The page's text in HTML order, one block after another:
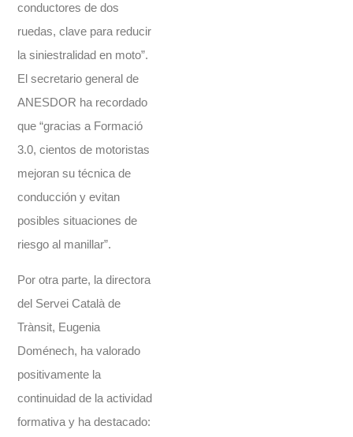
conductores de dos
ruedas, clave para reducir
la siniestralidad en moto”.
El secretario general de
ANESDOR ha recordado
que “gracias a Formació
3.0, cientos de motoristas
mejoran su técnica de
conducción y evitan
posibles situaciones de
riesgo al manillar”.
Por otra parte, la directora
del Servei Català de
Trànsit, Eugenia
Doménech, ha valorado
positivamente la
continuidad de la actividad
formativa y ha destacado: